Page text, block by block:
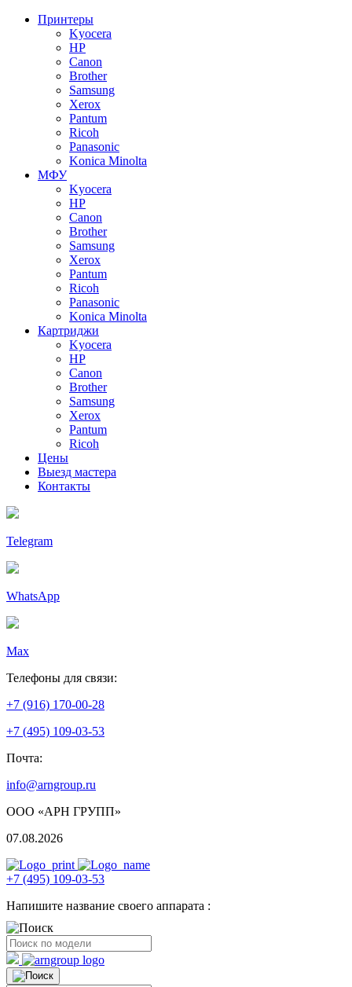
Принтеры
Kyocera
HP
Canon
Brother
Samsung
Xerox
Pantum
Ricoh
Panasonic
Konica Minolta
МФУ
Kyocera
HP
Canon
Brother
Samsung
Xerox
Pantum
Ricoh
Panasonic
Konica Minolta
Картриджи
Kyocera
HP
Canon
Brother
Samsung
Xerox
Pantum
Ricoh
Цены
Выезд мастера
Контакты
Telegram
WhatsApp
Max
Телефоны для связи:
+7 (916) 170-00-28
+7 (495) 109-03-53
Почта:
info@arngroup.ru
ООО «АРН ГРУПП»
07.08.2026
+7 (495) 109-03-53
Напишите название своего аппарата :